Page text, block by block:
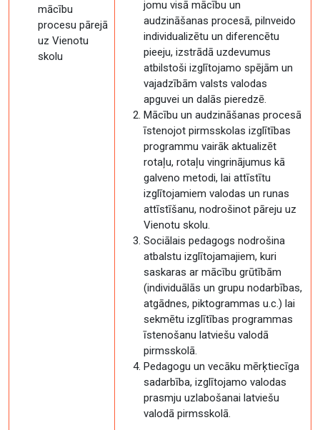
mācību
procesu pārejā
uz Vienotu
skolu
jomu visā mācību un
audzināšanas procesā, pilnveido
individualizētu un diferencētu
pieeju, izstrādā uzdevumus
atbilstoši izglītojamo spējām un
vajadzībām valsts valodas
apguvei un dalās pieredzē.
Mācību un audzināšanas procesā
īstenojot pirmsskolas izglītības
programmu vairāk aktualizēt
rotaļu, rotaļu vingrinājumus kā
galveno metodi, lai attīstītu
izglītojamiem valodas un runas
attīstīšanu, nodrošinot pāreju uz
Vienotu skolu.
Sociālais pedagogs nodrošina
atbalstu izglītojamajiem, kuri
saskaras ar mācību grūtībām
(individuālās un grupu nodarbības,
atgādnes, piktogrammas u.c.) lai
sekmētu izglītības programmas
īstenošanu latviešu valodā
pirmsskolā.
Pedagogu un vecāku mērķtiecīga
sadarbība, izglītojamo valodas
prasmju uzlabošanai latviešu
valodā pirmsskolā.